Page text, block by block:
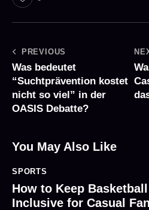
PREVIOUS
Was bedeutet
“Suchtprävention kostet
nicht so viel” in der
OASIS Debatte?
You May Also Like
SPORTS
How to Keep
Inclusive for Casual